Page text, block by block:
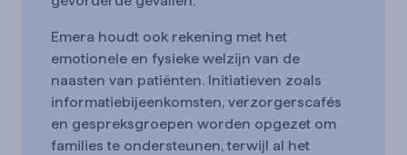
Emera houdt ook rekening met het
emotionele en fysieke welzijn van de
naasten van patiënten. Initiatieven zoals
informatiebijeenkomsten, verzorgerscafés
en gespreksgroepen worden opgezet om
families te ondersteunen, terwijl al het